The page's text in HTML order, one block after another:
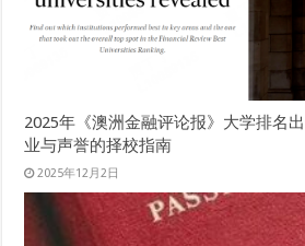
2025年《澳洲金融评论报》大学排名
业与声誉的择校指南
2025年12月2日